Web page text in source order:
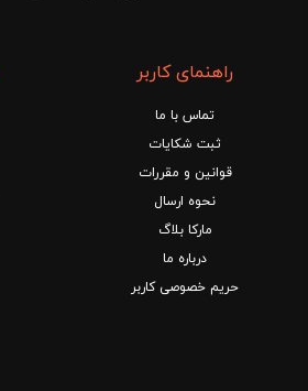
راهنمای کاربر
تماس با ما
ثبت شکایات
قوانین و مقررات
نحوه ارسال
مارکا بلاگ
درباره ما
حریم خصوصی کاربر